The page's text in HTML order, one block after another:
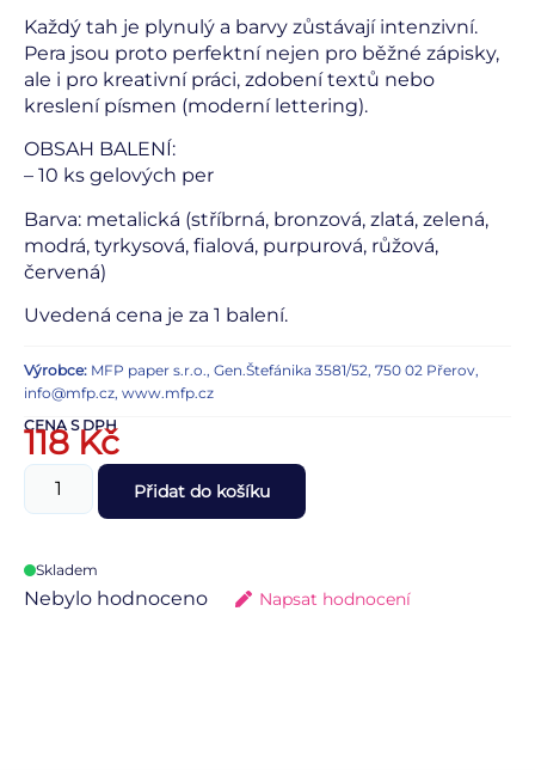
Každý tah je plynulý a barvy zůstávají intenzivní.
Pera jsou proto perfektní nejen pro běžné zápisky,
ale i pro kreativní práci, zdobení textů nebo
kreslení písmen (moderní lettering).
OBSAH BALENÍ:
– 10 ks gelových per
Barva: metalická (stříbrná, bronzová, zlatá, zelená,
modrá, tyrkysová, fialová, purpurová, růžová,
červená)
Uvedená cena je za 1 balení.
Výrobce: MFP paper s.r.o., Gen.Štefánika 3581/52, 750 02 Přerov,
info@mfp.cz, www.mfp.cz
CENA S DPH
118Kč
Přidat do košíku
Skladem
Nebylo hodnoceno Napsat hodnocení